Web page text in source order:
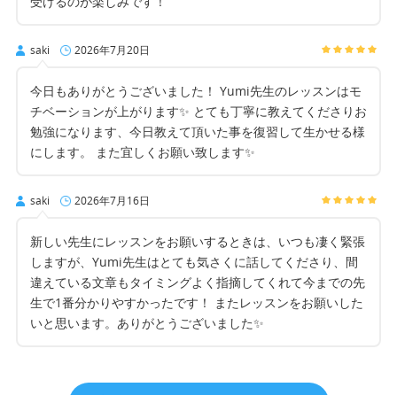
saki 2026年7月20日
今日もありがとうございました！ Yumi先生のレッスンはモ
チベーションが上がります✨ とても丁寧に教えてくださりお
勉強になります、今日教えて頂いた事を復習して生かせる様
にします。 また宜しくお願い致します✨
saki 2026年7月16日
新しい先生にレッスンをお願いするときは、いつも凄く緊張
しますが、Yumi先生はとても気さくに話してくださり、間
違えている文章もタイミングよく指摘してくれて今までの先
生で1番分かりやすかったです！ またレッスンをお願いした
いと思います。ありがとうございました✨